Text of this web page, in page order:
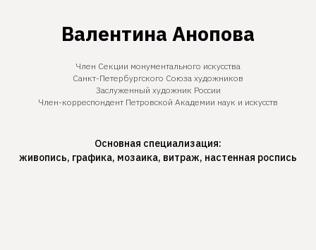
Валентина Анопова
Член Секции монументального искусства
Санкт-Петербургского Союза художников
Заслуженный художник России
Член-корреспондент Петровской Академии наук и искусств
Основная специализация:
живопись, графика, мозаика, витраж, настенная роспись